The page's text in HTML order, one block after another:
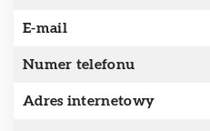
E-mail
Numer telefonu
Adres internetowy